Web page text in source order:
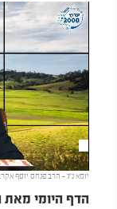
יומא נ"ג - הרב פנחס יוסף
הדף היומי